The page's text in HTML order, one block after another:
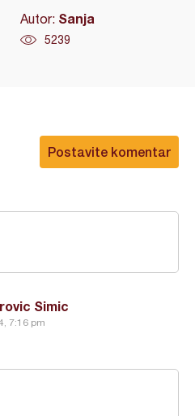
Autor: Sanja
5239
Postavite komentar
Simic
7:16 pm